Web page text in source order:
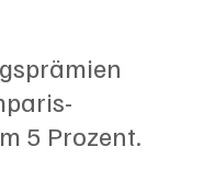
5 Prozent.